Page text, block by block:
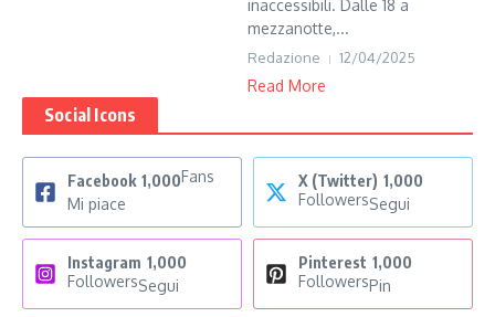
inaccessibili. Dalle 18 a
mezzanotte,...
Redazione 12/04/2025
Read More
Social Icons
Facebook 1,000Fans
Mi piace
X (Twitter) 1,000
FollowersSegui
Instagram 1,000
FollowersSegui
Pinterest 1,000
FollowersPin